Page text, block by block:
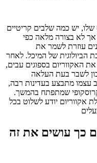
שלו, יש כמה שלבים קריטיים
אך לא בצורה מלאה כפי
עוזרת לשמר את
הביולוגית של המיכל. לאחר
את האקווריום בספוגים עבים,
לשבר בעת העלאה
עצמו מתבצע בעדינות רבה,
שמתפתח בהמשך.
אקווריום יודע לשלוט בכל
כך עושים את זה